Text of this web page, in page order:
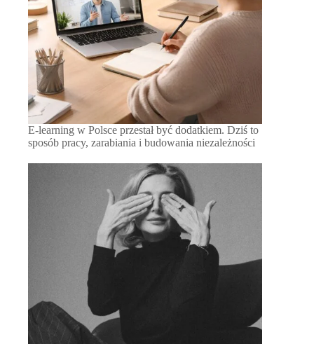
E-learning w Polsce przestał być dodatkiem. Dziś to
sposób pracy, zarabiania i budowania niezależności